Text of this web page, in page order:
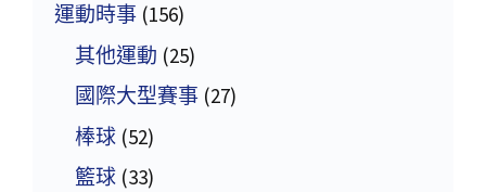
運動時事 (156)
其他運動 (25)
國際大型賽事 (27)
棒球 (52)
籃球 (33)